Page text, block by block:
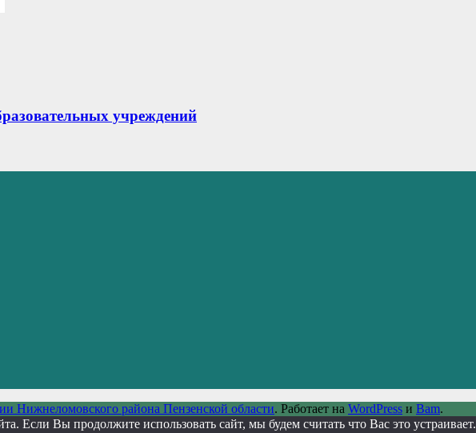
учреждений
Нижнеломовского района Пензенской области. Работает на WordPress и Bam.
Если Вы продолжите использовать сайт, мы будем считать что Вас это устраивает.